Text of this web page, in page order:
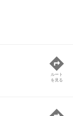
ルート
を見る